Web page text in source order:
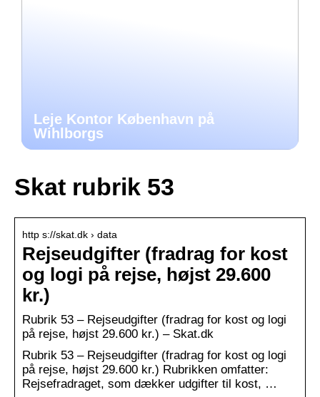
Leje Kontor København på
Wihlborgs
Skat rubrik 53
http s://skat.dk › data
Rejseudgifter (fradrag for kost
og logi på rejse, højst 29.600
kr.)
Rubrik 53 – Rejseudgifter (fradrag for kost og logi
på rejse, højst 29.600 kr.) – Skat.dk
Rubrik 53 – Rejseudgifter (fradrag for kost og logi
på rejse, højst 29.600 kr.) Rubrikken omfatter:
Rejsefradraget, som dækker udgifter til kost, …